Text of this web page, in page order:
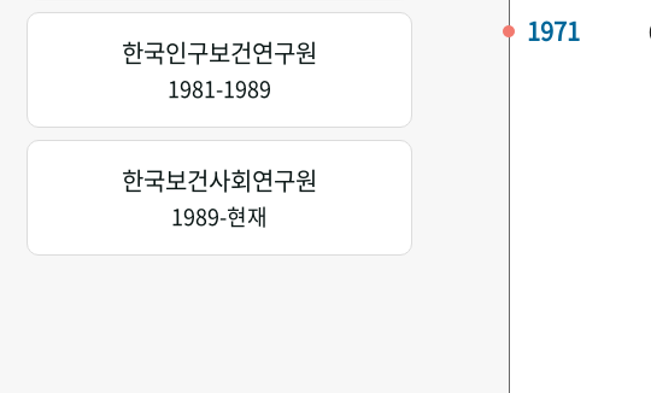
한국인구보건연구원
1981-1989
한국보건사회연구원
1989-현재
1971